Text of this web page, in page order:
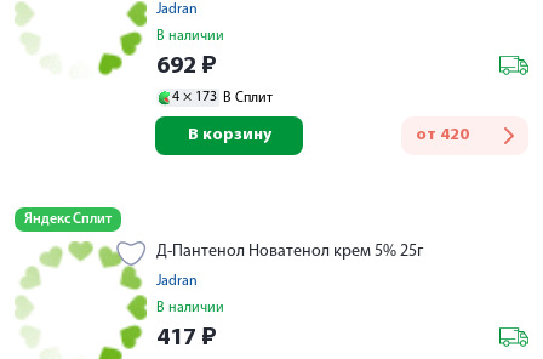
Jadran
В наличии
692 ₽
4 × 173 В Сплит
от 420
В корзину
Яндекс Сплит
Д-Пантенол Новатенол крем 5% 25г
Jadran
В наличии
417 ₽